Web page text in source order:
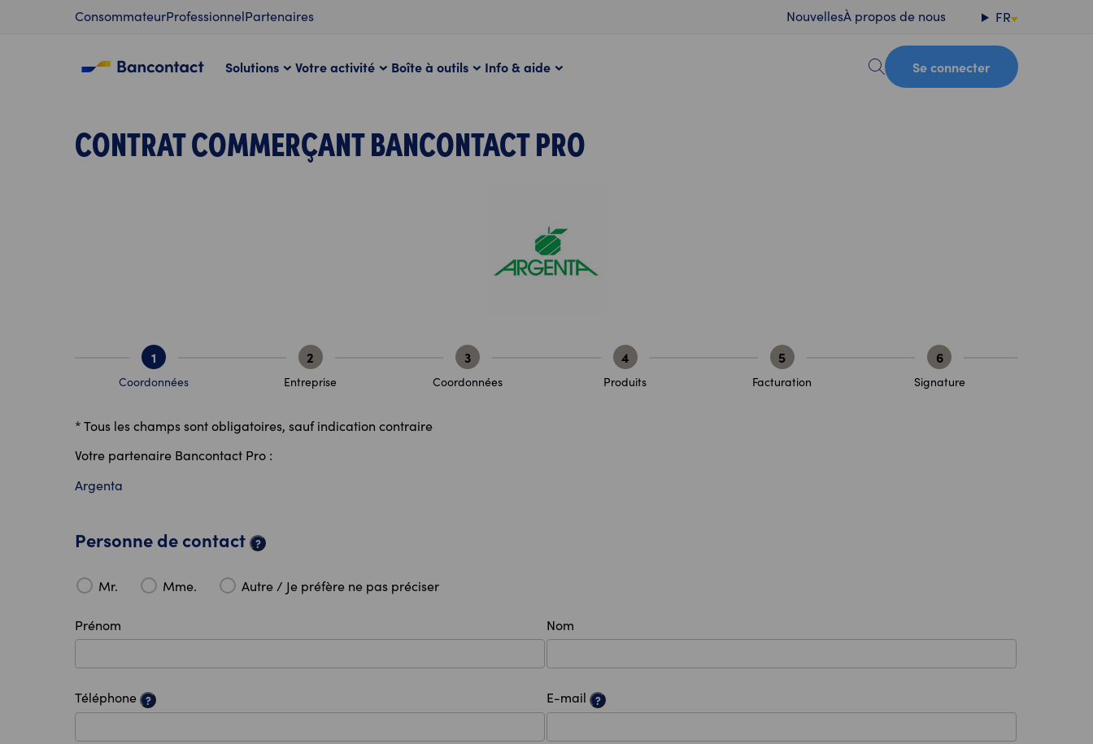
Contenu
ConsommateurProfessionnelPartenaires NouvellesÀ propos de nous FR
Se connecter
Solutions Votre activité Boîte à outils Info & aide
CONTRAT COMMERÇANT BANCONTACT PRO
1
Coordonnées
2
Entreprise
3
Coordonnées
4
Produits
5
Facturation
6
Signature
* Tous les champs sont obligatoires, sauf indication contraire
Votre partenaire Bancontact Pro :
Argenta
Personne de contact ?
Mr. Mme. Autre / Je préfère ne pas préciser
Prénom Nom
Téléphone ? E-mail ?